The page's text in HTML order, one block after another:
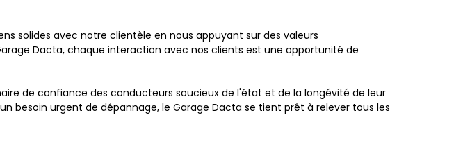
solides avec notre clientèle en nous appuyant sur des valeurs
Dacta, chaque interaction avec nos clients est une opportunité de
de confiance des conducteurs soucieux de l'état et de la longévité de leur
besoin urgent de dépannage, le Garage Dacta se tient prêt à relever tous les